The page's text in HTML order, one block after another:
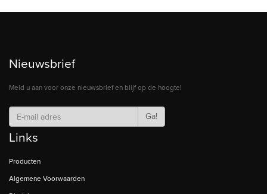
Nieuwsbrief
Meld u aan voor onze nieuwsbrief en blijf op de hoogte!
Ga!
Links
Producten
Algemene Voorwaarden